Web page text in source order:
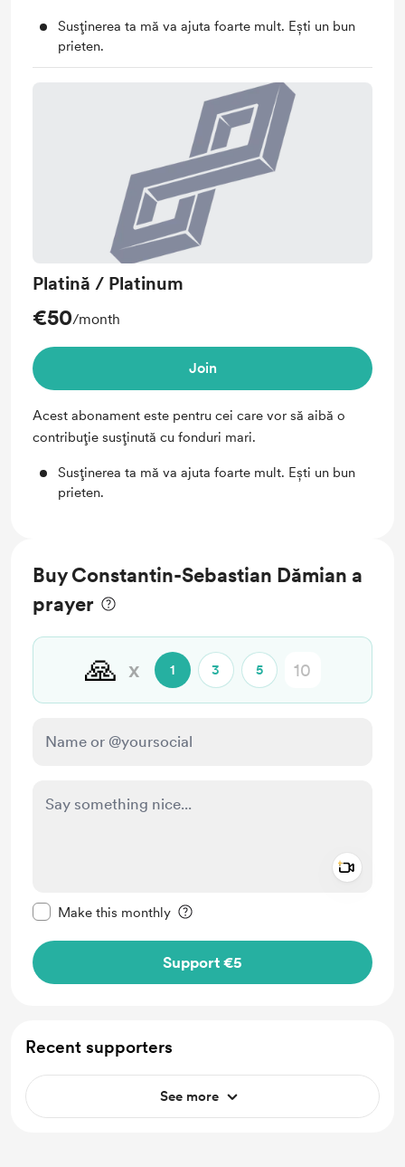
Susținerea ta mă va ajuta foarte mult. Ești un bun
prieten.
Platină / Platinum
€50/month
Join
Acest abonament este pentru cei care vor să aibă o
contribuție susținută cu fonduri mari.
Susținerea ta mă va ajuta foarte mult. Ești un bun
prieten.
Buy Constantin-Sebastian Dămian a
prayer
🙏 x 1 3 5
Make this monthly
Support €5
Recent supporters
See more